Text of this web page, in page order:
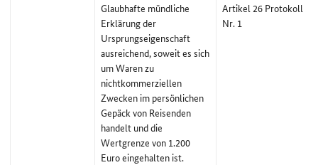
Glaubhafte mündliche
Erklärung der
Ursprungseigenschaft
ausreichend, soweit es sich
um Waren zu
nichtkommerziellen
Zwecken im persönlichen
Gepäck von Reisenden
handelt und die
Wertgrenze von 1.200
Euro eingehalten ist.
Artikel 26 Protokoll
Nr. 1